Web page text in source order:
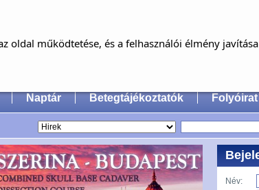
ORVOSOK EGYESÜLETE
Naptár Betegtájékoztatók Folyóirat
Név:
oldal működtetése, és a felhasználói élmény